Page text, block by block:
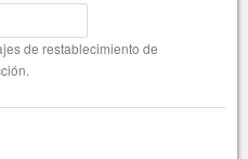
de restablecimiento de